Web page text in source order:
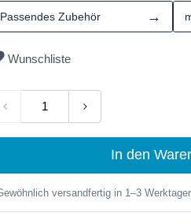
Passendes Zubehör →
Wunschliste
In den
versandfertig in 1–3